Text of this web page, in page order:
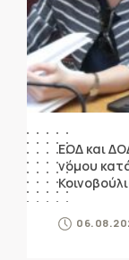
ΕΟΔ και
νόμου